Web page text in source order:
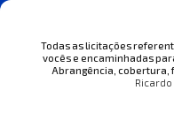
Todas as licitações
vocês e encaminhadas
Abrangência, cobertura,